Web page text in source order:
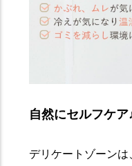
自然にセルフケア
デリケートゾーン